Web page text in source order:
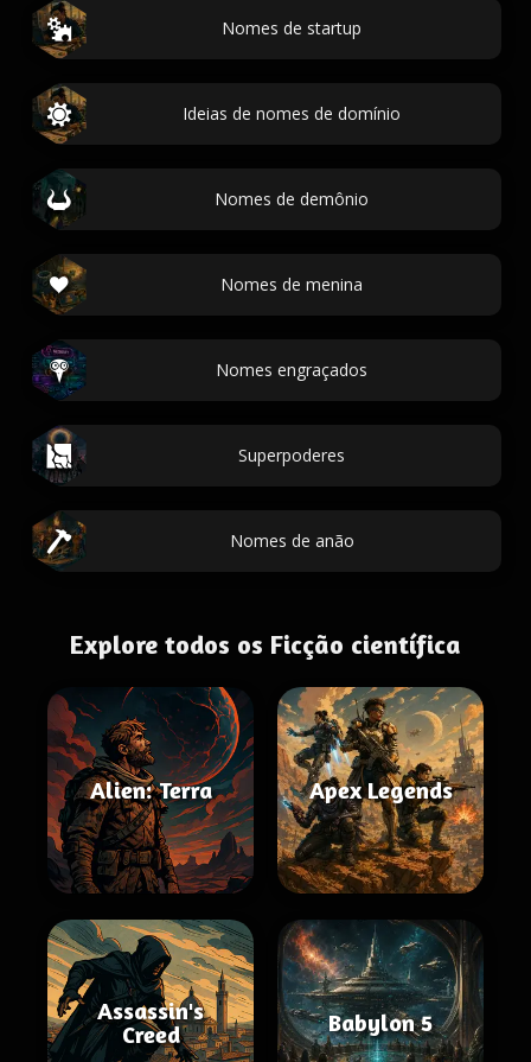
Nomes de startup
Ideias de nomes de domínio
Nomes de demônio
Nomes de menina
Nomes engraçados
Superpoderes
Nomes de anão
Explore todos os Ficção científica
Alien: Terra Apex Legends
Assassin's
Creed
Babylon 5